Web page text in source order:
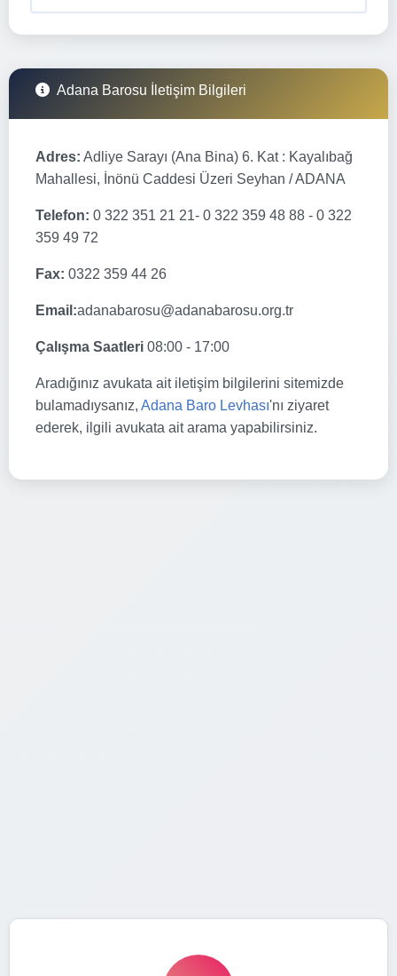
Adana Barosu İletişim Bilgileri
Adres: Adliye Sarayı (Ana Bina) 6. Kat : Kayalıbağ
Mahallesi, İnönü Caddesi Üzeri Seyhan / ADANA
Telefon: 0 322 351 21 21- 0 322 359 48 88 - 0 322
359 49 72
Fax: 0322 359 44 26
Email:adanabarosu@adanabarosu.org.tr
Çalışma Saatleri 08:00 - 17:00
Aradığınız avukata ait iletişim bilgilerini sitemizde
bulamadıysanız, Adana Baro Levhası'nı ziyaret
ederek, ilgili avukata ait arama yapabilirsiniz.